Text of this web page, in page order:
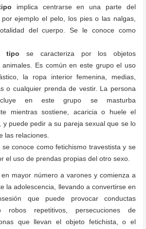
implica centrarse en una parte del
ejemplo el pelo, los pies o las nalgas,
del cuerpo. Se le conoce como
tipo se caracteriza por los objetos
animales. Es común en este grupo el uso
la ropa interior femenina, medias,
o cualquier prenda de vestir. La persona
en este grupo se masturba
mientras sostiene, acaricia o huele el
y puede pedir a su pareja sexual que se lo
las relaciones.
se conoce como fetichismo travestista y se
el uso de prendas propias del otro sexo.
mayor número a varones y comienza a
la adolescencia, llevando a convertirse en
que puede provocar conductas
robos repetitivos, persecuciones de
que llevan el objeto fetichista, o el